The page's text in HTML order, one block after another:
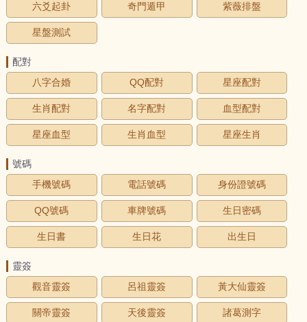
六爻起卦 奇門遁甲 紫薇排盤
星盤測試
配對
八字合婚
QQ配對 星座配對
生肖配對 名字配對 血型配對
星座血型 生肖血型 星座生肖
號碼
手機號碼
電話號碼 身份證號碼
QQ號碼 車牌號碼 生日密碼
生日書 生日花 出生日
靈簽
觀音靈簽
呂祖靈簽 黃大仙靈簽
關帝靈簽 天後靈簽 諸葛測字